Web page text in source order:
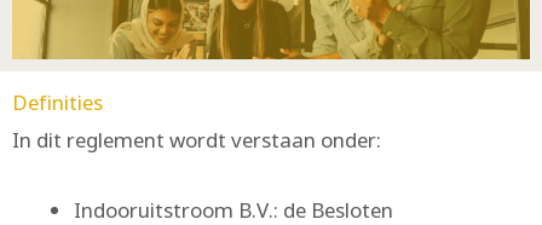
Definities
In dit reglement wordt verstaan onder:
Indooruitstroom B.V.: de Besloten